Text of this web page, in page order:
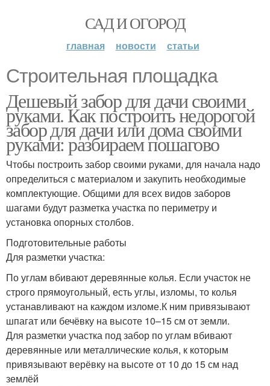
САД И ОГОРОД
главная новости статьи
Строительная площадка
Дешевый забор для дачи своими
руками. Как построить недорогой
забор для дачи или дома своими
руками: разбираем пошагово
Чтобы построить забор своими руками, для начала надо
определиться с материалом и закупить необходимые
комплектующие. Общими для всех видов заборов
шагами будут разметка участка по периметру и
установка опорных столбов.
Подготовительные работы
Для разметки участка:
По углам вбивают деревянные колья. Если участок не
строго прямоугольный, есть углы, изломы, то колья
устанавливают на каждом изломе.К ним привязывают
шпагат или бечёвку на высоте 10–15 см от земли.
Для разметки участка под забор по углам вбивают
деревянные или металлические колья, к которым
привязывают верёвку на высоте от 10 до 15 см над
землёй